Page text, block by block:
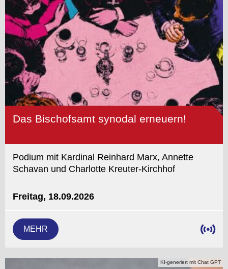
Das Bischofsamt synodal erneuern!
Podium mit Kardinal Reinhard Marx, Annette
Schavan und Charlotte Kreuter-Kirchhof
Freitag, 18.09.2026
MEHR
KI-generiert mit Chat GPT